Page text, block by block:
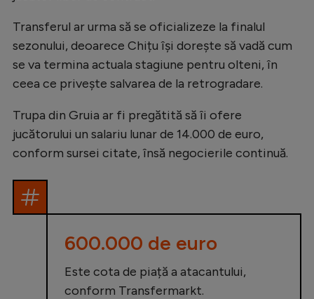
Formula 1
Gimnastică
Auto
Rugby
JO 2026
Transferul ar urma să se oficializeze la finalul
sezonului, deoarece Chițu își dorește să vadă cum
se va termina actuala stagiune pentru olteni, în
ceea ce privește salvarea de la retrogradare.
Trupa din Gruia ar fi pregătită să îi ofere
jucătorului un salariu lunar de 14.000 de euro,
conform sursei citate, însă negocierile continuă.
600.000 de euro
Este cota de piață a atacantului,
conform Transfermarkt.